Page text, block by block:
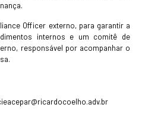
Officer externo, para garantir a
internos e um comitê de
responsável por acompanhar o